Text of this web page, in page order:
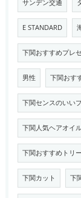
サンデン交通
E STANDARD
下関おすすめプレ
男性 下関おす
下関センスのいい
下関人気ヘアオイ
下関おすすめトリ
下関カット 下